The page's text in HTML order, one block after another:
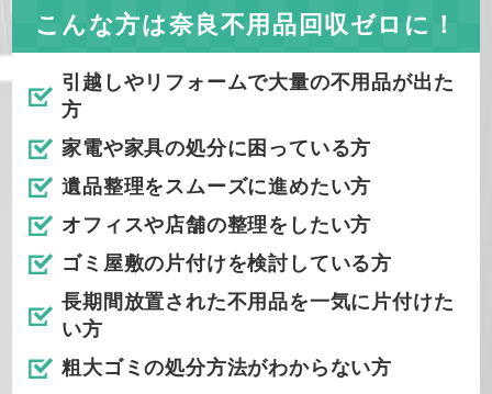
こんな方は奈良不用品回収ゼロに！
引越しやリフォームで大量の不用品が出た
方
家電や家具の処分に困っている方
遺品整理をスムーズに進めたい方
オフィスや店舗の整理をしたい方
ゴミ屋敷の片付けを検討している方
長期間放置された不用品を一気に片付けた
い方
粗大ゴミの処分方法がわからない方